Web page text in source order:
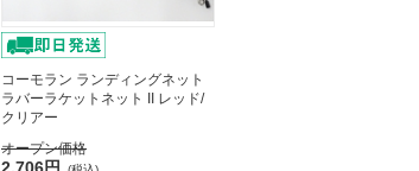
コーモラン ランディングネット
ラバーラケットネット II レッド/
クリアー
オープン価格